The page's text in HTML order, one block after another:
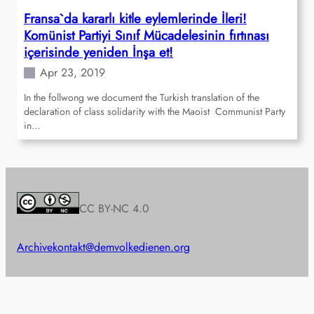
Fransa`da kararlı kitle eylemlerinde İleri!
Komünist Partiyi Sınıf Mücadelesinin fırtınası
içerisinde yeniden İnşa et!
Apr 23, 2019
In the follwong we document the Turkish translation of the
declaration of class solidarity with the Maoist Communist Party
in…
CC BY-NC 4.0
Archivekontakt@demvolkedienen.org